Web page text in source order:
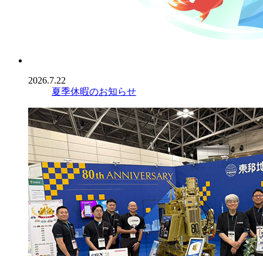
2026.7.22
夏季休暇のお知らせ